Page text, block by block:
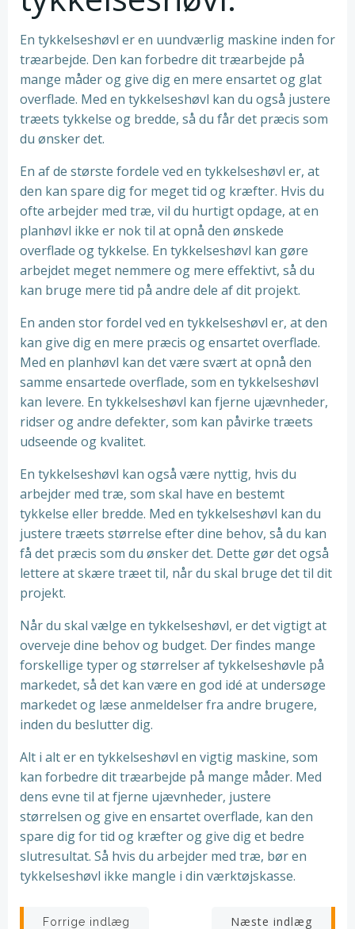
En tykkelseshøvl er en uundværlig maskine inden for
træarbejde. Den kan forbedre dit træarbejde på
mange måder og give dig en mere ensartet og glat
overflade. Med en tykkelseshøvl kan du også justere
træets tykkelse og bredde, så du får det præcis som
du ønsker det.
En af de største fordele ved en tykkelseshøvl er, at
den kan spare dig for meget tid og kræfter. Hvis du
ofte arbejder med træ, vil du hurtigt opdage, at en
planhøvl ikke er nok til at opnå den ønskede
overflade og tykkelse. En tykkelseshøvl kan gøre
arbejdet meget nemmere og mere effektivt, så du
kan bruge mere tid på andre dele af dit projekt.
En anden stor fordel ved en tykkelseshøvl er, at den
kan give dig en mere præcis og ensartet overflade.
Med en planhøvl kan det være svært at opnå den
samme ensartede overflade, som en tykkelseshøvl
kan levere. En tykkelseshøvl kan fjerne ujævnheder,
ridser og andre defekter, som kan påvirke træets
udseende og kvalitet.
En tykkelseshøvl kan også være nyttig, hvis du
arbejder med træ, som skal have en bestemt
tykkelse eller bredde. Med en tykkelseshøvl kan du
justere træets størrelse efter dine behov, så du kan
få det præcis som du ønsker det. Dette gør det også
lettere at skære træet til, når du skal bruge det til dit
projekt.
Når du skal vælge en tykkelseshøvl, er det vigtigt at
overveje dine behov og budget. Der findes mange
forskellige typer og størrelser af tykkelseshøvle på
markedet, så det kan være en god idé at undersøge
markedet og læse anmeldelser fra andre brugere,
inden du beslutter dig.
Alt i alt er en tykkelseshøvl en vigtig maskine, som
kan forbedre dit træarbejde på mange måder. Med
dens evne til at fjerne ujævnheder, justere
størrelsen og give en ensartet overflade, kan den
spare dig for tid og kræfter og give dig et bedre
slutresultat. Så hvis du arbejder med træ, bør en
tykkelseshøvl ikke mangle i din værktøjskasse.
Forrige indlæg Næste indlæg